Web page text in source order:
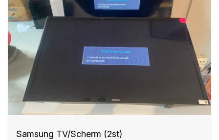
Samsung TV/Scherm (2st)